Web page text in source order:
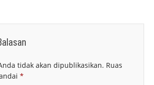
tidak akan dipublikasikan. Ruas
*